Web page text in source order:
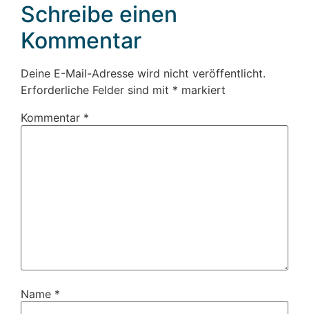
Schreibe einen
Kommentar
Deine E-Mail-Adresse wird nicht veröffentlicht.
Erforderliche Felder sind mit * markiert
Kommentar *
Name *